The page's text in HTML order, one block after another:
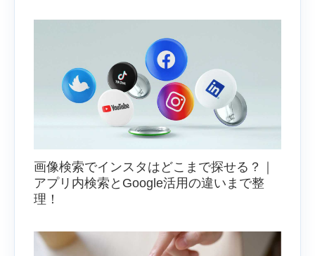
画像検索でインスタはどこまで探せる？｜
アプリ内検索とGoogle活用の違いまで整
理！